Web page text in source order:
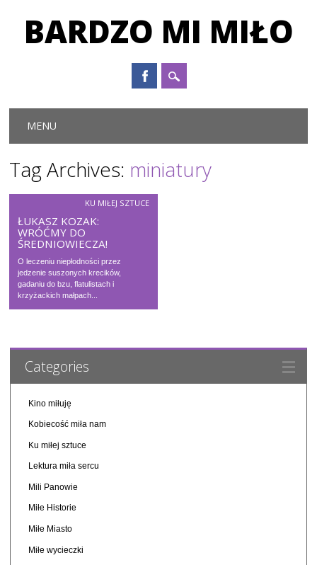
BARDZO MI MIŁO
Main menu
MENU
Tag Archives: miniatury
KU MIŁEJ SZTUCE
ŁUKASZ KOZAK:
WRÓĆMY DO
ŚREDNIOWIECZA!
O leczeniu niepłodności przez
jedzenie suszonych krecików,
gadaniu do bzu, flatulistach i
krzyżackich małpach...
Categories
Kino miłuję
Kobiecość miła nam
Ku miłej sztuce
Lektura miła sercu
Mili Panowie
Miłe Historie
Miłe Miasto
Miłe wycieczki